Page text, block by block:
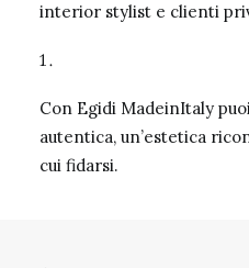
interior stylist e clienti
Con Egidi MadeinItaly
autentica, un’estetica
cui fidarsi.